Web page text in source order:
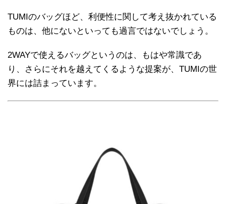
TUMIのバッグほど、利便性に関して考え抜かれている
ものは、他にないといっても過言ではないでしょう。
2WAYで使えるバッグというのは、もはや常識であ
り、さらにそれを越えてくるような提案が、TUMIの世
界には詰まっています。